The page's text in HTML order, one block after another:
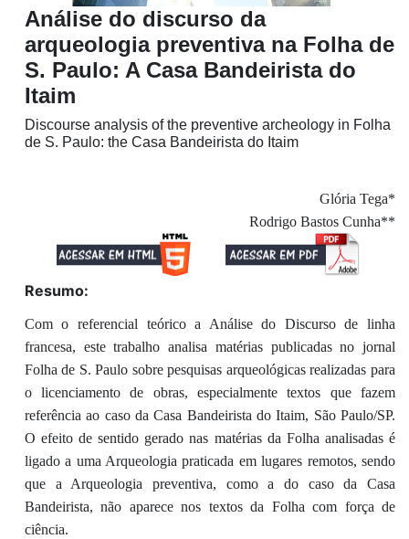
Análise do discurso da
arqueologia preventiva na Folha de
S. Paulo: A Casa Bandeirista do
Itaim
Discourse analysis of the preventive archeology in Folha
de S. Paulo: the Casa Bandeirista do Itaim
Glória Tega*
Rodrigo Bastos Cunha**
Resumo:
Com o referencial teórico a Análise do Discurso de linha
francesa, este trabalho analisa matérias publicadas no jornal
Folha de S. Paulo sobre pesquisas arqueológicas realizadas para
o licenciamento de obras, especialmente textos que fazem
referência ao caso da Casa Bandeirista do Itaim, São Paulo/SP.
O efeito de sentido gerado nas matérias da Folha analisadas é
ligado a uma Arqueologia praticada em lugares remotos, sendo
que a Arqueologia preventiva, como a do caso da Casa
Bandeirista, não aparece nos textos da Folha com força de
ciência.